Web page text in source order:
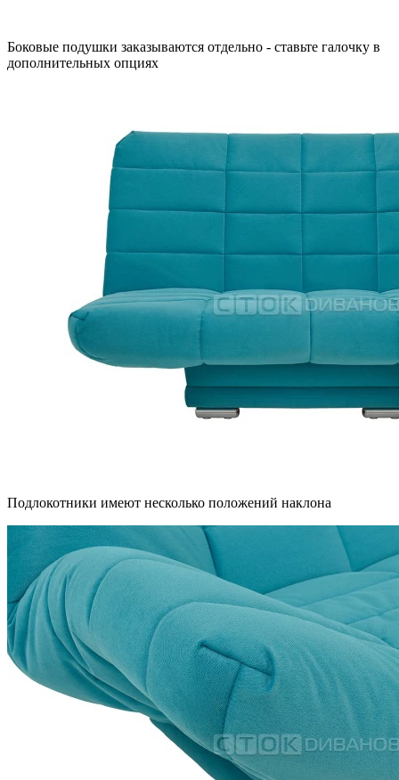
Боковые подушки заказываются отдельно - ставьте галочку в
дополнительных опциях
Подлокотники имеют несколько положений наклона